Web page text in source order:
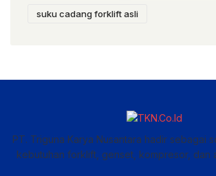
suku cadang forklift asli
PT. Triguna Karya Nusantara hadir sebagai
kebutuhan forklift, genset, kompresor, dan